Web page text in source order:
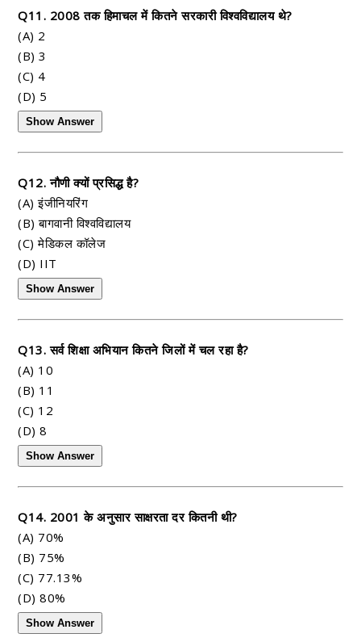
Q11. 2008 तक हिमाचल में कितने सरकारी विश्वविद्यालय थे?
(A) 2
(B) 3
(C) 4
(D) 5
Show Answer
Q12. नौणी क्यों प्रसिद्ध है?
(A) इंजीनियरिंग
(B) बागवानी विश्वविद्यालय
(C) मेडिकल कॉलेज
(D) IIT
Show Answer
Q13. सर्व शिक्षा अभियान कितने जिलों में चल रहा है?
(A) 10
(B) 11
(C) 12
(D) 8
Show Answer
Q14. 2001 के अनुसार साक्षरता दर कितनी थी?
(A) 70%
(B) 75%
(C) 77.13%
(D) 80%
Show Answer